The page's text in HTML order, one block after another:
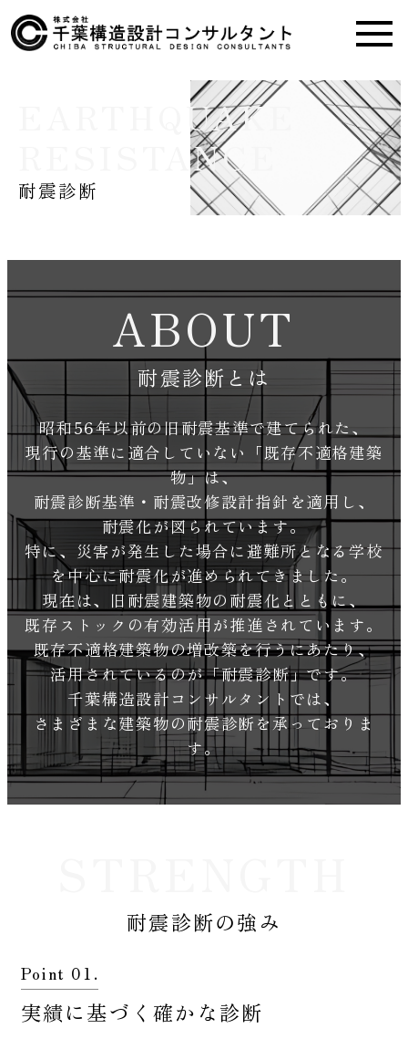
EARTHQUAKE
RESISTANCE
耐震診断
ABOUT
耐震診断とは
昭和56年以前の旧耐震基準で建てられた、
現行の基準に適合していない「既存不適格建築
物」は、
耐震診断基準・耐震改修設計指針を適用し、
耐震化が図られています。
特に、災害が発生した場合に避難所となる学校
を中心に耐震化が進められてきました。
現在は、旧耐震建築物の耐震化とともに、
既存ストックの有効活用が推進されています。
既存不適格建築物の増改築を行うにあたり、
活用されているのが「耐震診断」です。
千葉構造設計コンサルタントでは、
さまざまな建築物の耐震診断を承っておりま
す。
耐震診断の強み
Point 01.
実績に基づく確かな診断